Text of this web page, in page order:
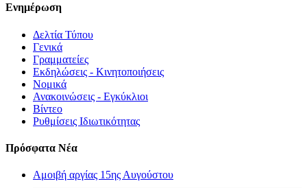
Ενημέρωση
Δελτία Τύπου
Γενικά
Γραμματείες
Εκδηλώσεις - Κινητοποιήσεις
Νομικά
Ανακοινώσεις - Εγκύκλιοι
Βίντεο
Ρυθμίσεις Ιδιωτικότητας
Πρόσφατα Νέα
Αμοιβή αργίας 15ης Αυγούστου